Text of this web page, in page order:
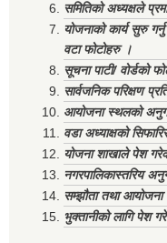
समितिको अध्यक्षले
योजनाको कार्य सुरु
वटा फोटोहरु ।
सूचना पाटी/ वोर्डको
सार्वजनिक परिक्षण
आयोजना स्थलको
वडा अध्याक्षको
योजना शाखाले पेश
नगरपालिकास्तरिय
सम्झौता तथा आयोजना
भुक्तानीको लागि पेश